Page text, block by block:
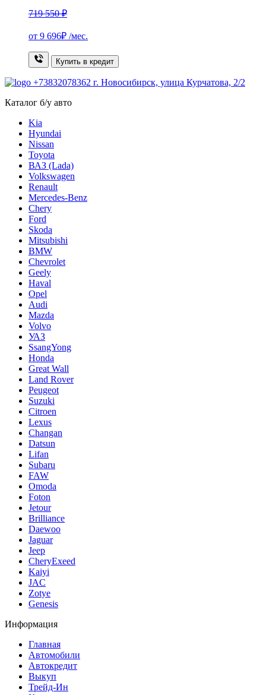
719 550 ₽
от 9 696₽ /мес.
Купить в кредит
+73832078362 г. Новосибирск, улица Курчатова, 2/2
Каталог б/у авто
Kia
Hyundai
Nissan
Toyota
ВАЗ (Lada)
Volkswagen
Renault
Mercedes-Benz
Chery
Ford
Skoda
Mitsubishi
BMW
Chevrolet
Geely
Haval
Opel
Audi
Mazda
Volvo
УАЗ
SsangYong
Honda
Great Wall
Land Rover
Peugeot
Suzuki
Citroen
Lexus
Changan
Datsun
Lifan
Subaru
FAW
Omoda
Foton
Jetour
Brilliance
Daewoo
Jaguar
Jeep
CheryExeed
Kaiyi
JAC
Zotye
Genesis
Информация
Главная
Автомобили
Автокредит
Выкуп
Трейд-Ин